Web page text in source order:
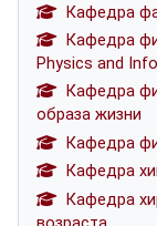
Кафедра
Кафедра
Physics and
Кафедра
образа жизни
Кафедра
Кафедра
Кафедра